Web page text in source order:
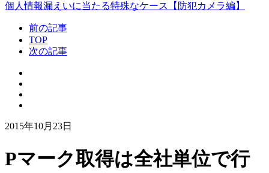
個人情報漏えいに当たる特殊なケース【防犯カメラ編】
前の記事
TOP
次の記事
2015年10月23日
Pマーク取得は全社単位で行